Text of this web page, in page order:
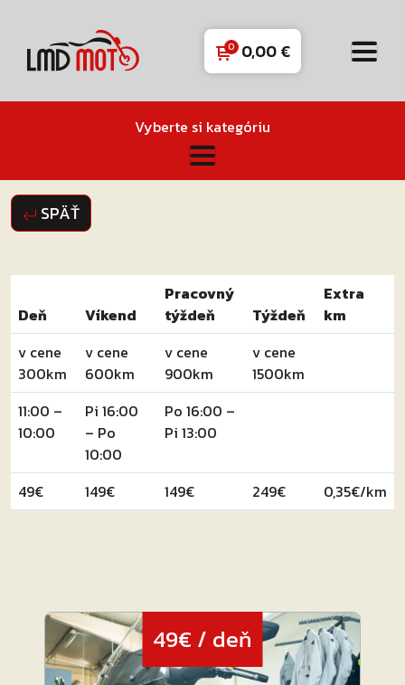
0,00€
Vyberte si kategóriu
SPÄŤ
Deň Víkend
Pracovný
týždeň
Týždeň
Extra
km
v cene
300km
v cene
600km
v cene
900km
v cene
1500km
11:00 –
10:00
Pi 16:00
– Po
10:00
Po 16:00 –
Pi 13:00
49€ 149€ 149€ 249€ 0,35€/km
49€ / deň